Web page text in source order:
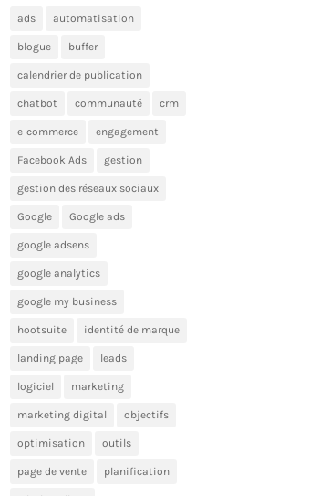
ads automatisation
blogue buffer
calendrier de publication
chatbot communauté crm
e-commerce engagement
Facebook Ads gestion
gestion des réseaux sociaux
Google Google ads
google adsens
google analytics
google my business
hootsuite identité de marque
landing page leads
logiciel marketing
marketing digital objectifs
optimisation outils
page de vente planification